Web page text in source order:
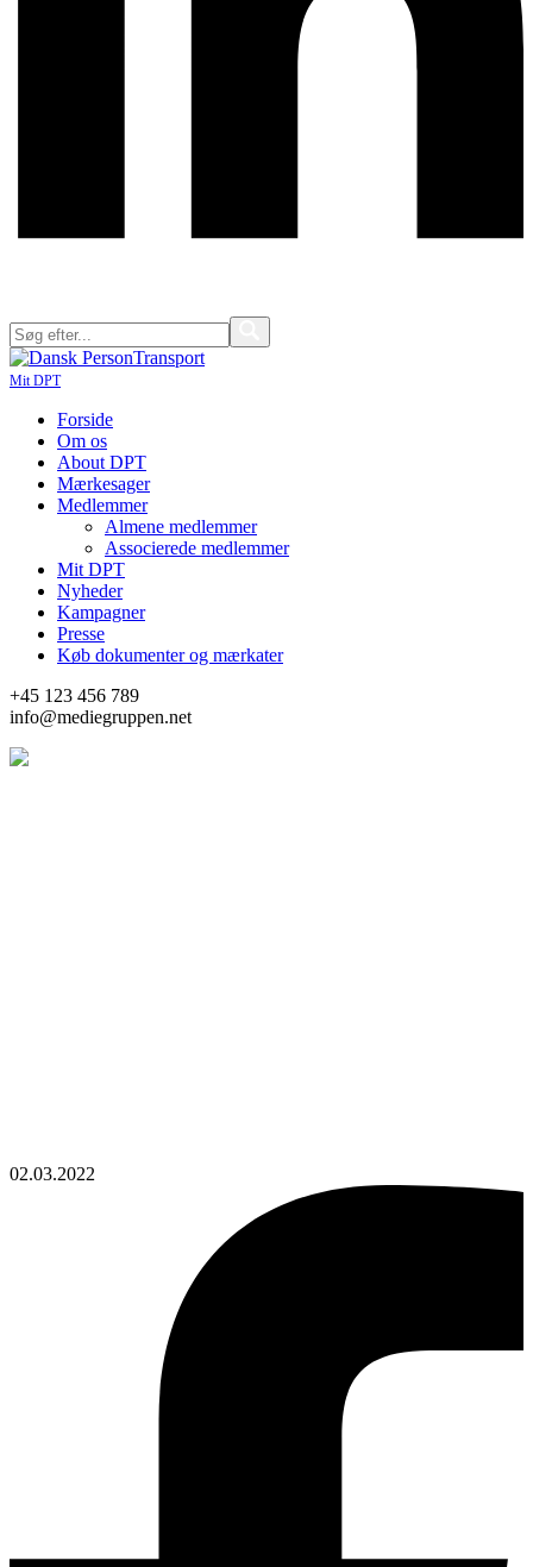
Mit DPT
Forside
Om os
About DPT
Mærkesager
Medlemmer
Almene medlemmer
Associerede medlemmer
Mit DPT
Nyheder
Kampagner
Presse
Køb dokumenter og mærkater
+45 123 456 789
info@mediegruppen.net
02.03.2022